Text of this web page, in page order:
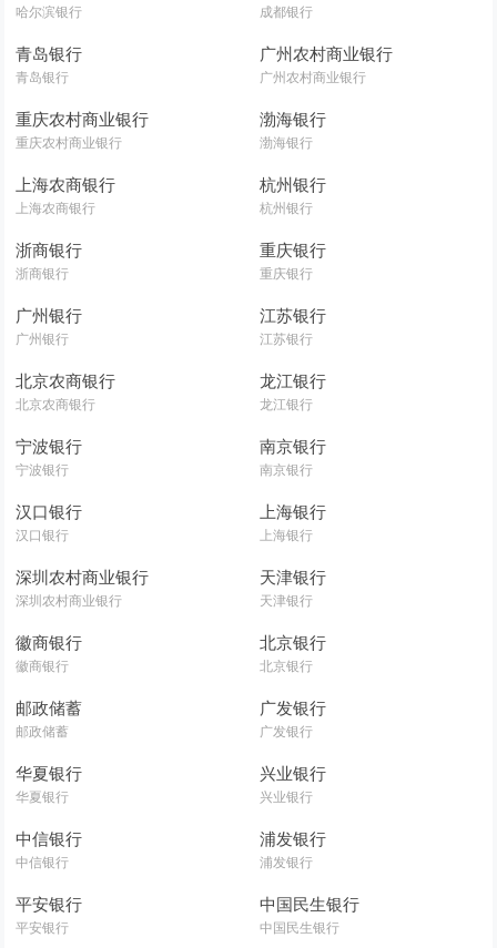
哈尔滨银行 成都银行
青岛银行
青岛银行
广州农村商业银行
广州农村商业银行
重庆农村商业银行
重庆农村商业银行
渤海银行
渤海银行
上海农商银行
上海农商银行
杭州银行
杭州银行
浙商银行
浙商银行
重庆银行
重庆银行
广州银行
广州银行
江苏银行
江苏银行
北京农商银行
北京农商银行
龙江银行
龙江银行
宁波银行
宁波银行
南京银行
南京银行
汉口银行
汉口银行
上海银行
上海银行
深圳农村商业银行
深圳农村商业银行
天津银行
天津银行
徽商银行
徽商银行
北京银行
北京银行
邮政储蓄
邮政储蓄
广发银行
广发银行
华夏银行
华夏银行
兴业银行
兴业银行
中信银行
中信银行
浦发银行
浦发银行
平安银行
平安银行
中国民生银行
中国民生银行